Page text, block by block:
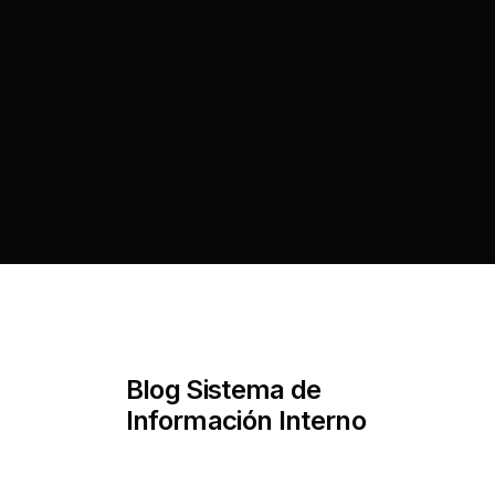
Blog Sistema de
Información Interno